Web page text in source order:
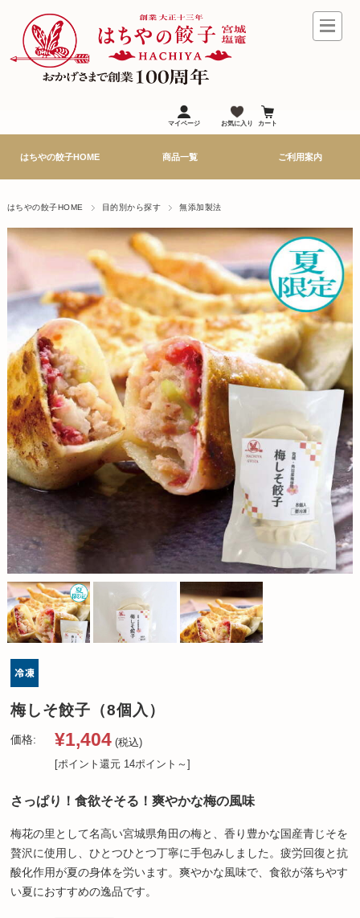
お気に入り カート
はちやの餃子HOME 商品一覧 ご利用案内
はちやの餃子HOME 目的別から探す 無添加製法
梅しそ餃子（8個入）
価格: ¥1,404 (税込)
[ポイント還元 14ポイント～]
さっぱり！食欲そそる！爽やかな梅の風味
梅花の里として名高い宮城県角田の梅と、香り豊かな国産青じそを
贅沢に使用し、ひとつひとつ丁寧に手包みしました。疲労回復と抗
酸化作用が夏の身体を労います。爽やかな風味で、食欲が落ちやす
い夏におすすめの逸品です。